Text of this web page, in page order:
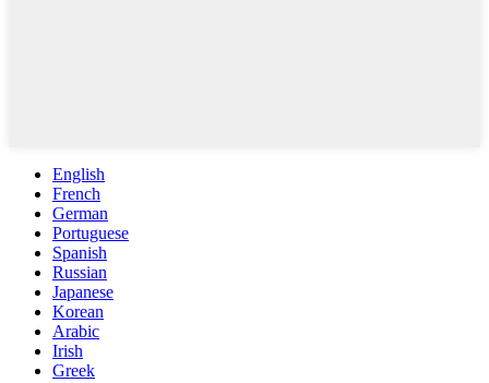
English
French
German
Portuguese
Spanish
Russian
Japanese
Korean
Arabic
Irish
Greek